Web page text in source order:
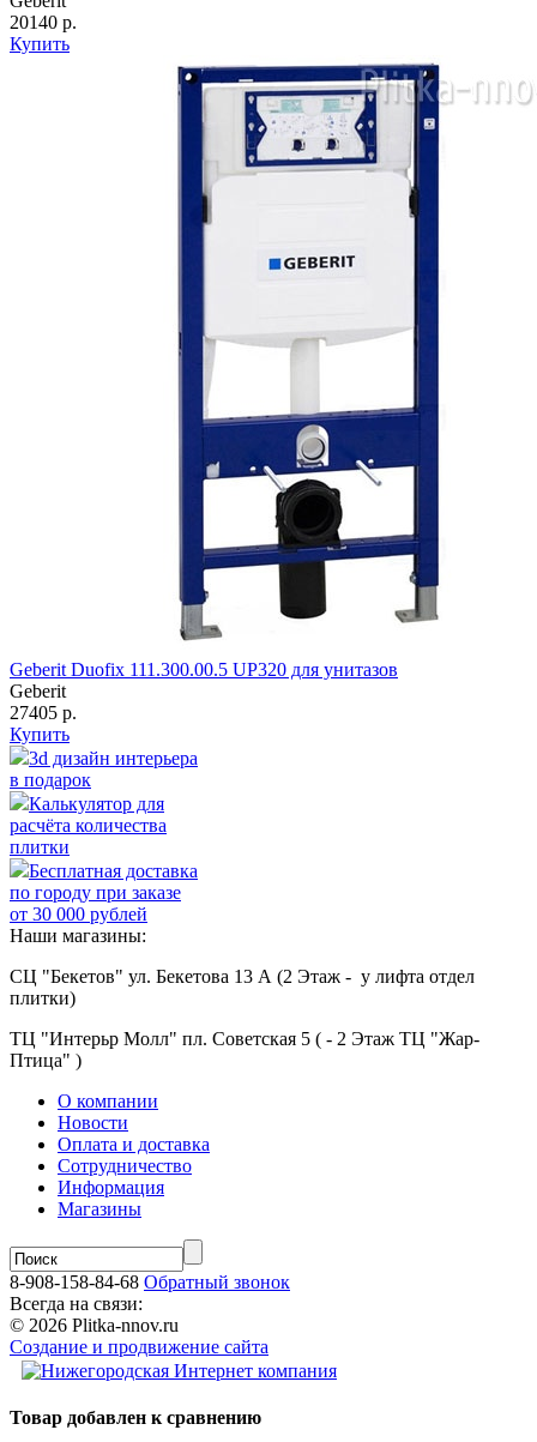
20140 р.
Купить
Geberit Duofix 111.300.00.5 UP320 для унитазов
Geberit
27405 р.
Купить
3d дизайн интерьера
в подарок
Калькулятор для
расчёта количества
плитки
Бесплатная доставка
по городу при заказе
от 30 000 рублей
Наши магазины:
СЦ "Бекетов" ул. Бекетова 13 А (2 Этаж - у лифта отдел
плитки)
ТЦ "Интерьр Молл" пл. Советская 5 ( - 2 Этаж ТЦ "Жар-
Птица" )
О компании
Новости
Оплата и доставка
Сотрудничество
Информация
Магазины
8-908-158-84-68 Обратный звонок
Всегда на связи:
© 2026 Plitka-nnov.ru
Создание и продвижение сайта
Товар добавлен к сравнению